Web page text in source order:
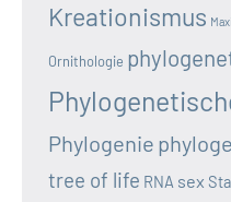
Kreationismus
Ornithologie
Phylogenie
tree of life RNA sex